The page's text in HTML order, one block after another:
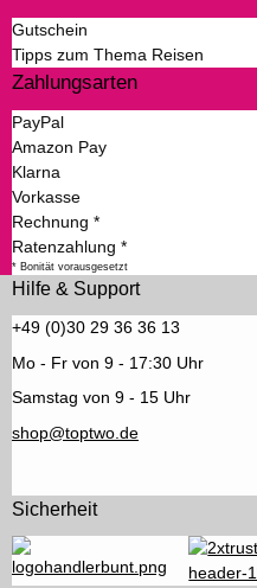
Gutschein
Tipps zum Thema Reisen
Zahlungsarten
PayPal
Amazon Pay
Klarna
Vorkasse
Rechnung *
Ratenzahlung *
* Bonität vorausgesetzt
Hilfe & Support
+49 (0)30 29 36 36 13
Mo - Fr von 9 - 17:30 Uhr
Samstag von 9 - 15 Uhr
shop@toptwo.de
Sicherheit